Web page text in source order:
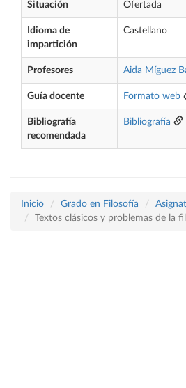
Situación Ofertada
Idioma de
impartición
Castellano
Profesores Aida Míguez
Guía docente Formato web
Bibliografía
recomendada
Bibliografía
Inicio Grado en Filosofía
Textos clásicos y problemas de la